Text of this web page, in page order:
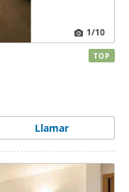
1/10
Llamar
TOP